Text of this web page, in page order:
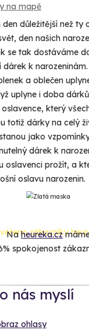
na mapě
důležitější než ty
den našich
se tak dostáváme
dárek k
a oblečen
uplyne i doba
který
totiž dárky na celý
jako
dárek k
oslavenci prožít, a
oslavu narozenin.
Naheureka.cz
spokojenost
nás myslí
ohlasy